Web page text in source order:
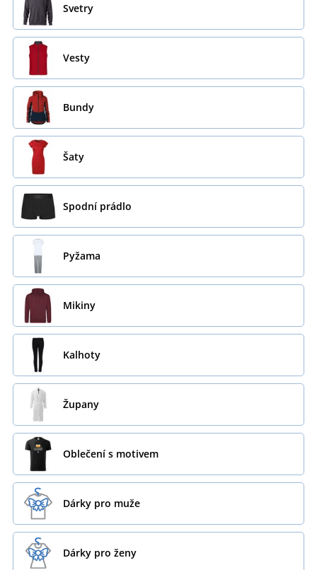
Svetry
Vesty
Bundy
Šaty
Spodní prádlo
Pyžama
Mikiny
Kalhoty
Župany
Oblečení s motivem
Dárky pro muže
Dárky pro ženy